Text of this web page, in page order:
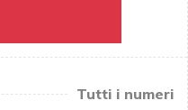
Tutti i numeri